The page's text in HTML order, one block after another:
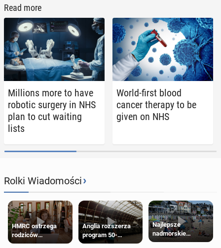
Read more
Mil­lions more to have
robotic surgery in NHS
plan to cut waiting
lists
World-first blood
cancer therapy to be
given on NHS
Rolki Wiadomości›
HMRC ostrzega
rodziców
pobierających Child
Anglia rozszerza
program 50-
procentowych
Najlepsze
nadmorskie
miasteczko blisko